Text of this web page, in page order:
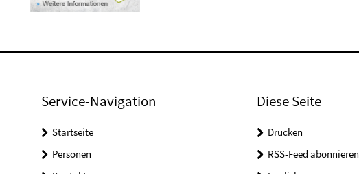
Service-Navigation
Startseite
Personen
Diese Seite
Drucken
RSS-Feed abonnieren